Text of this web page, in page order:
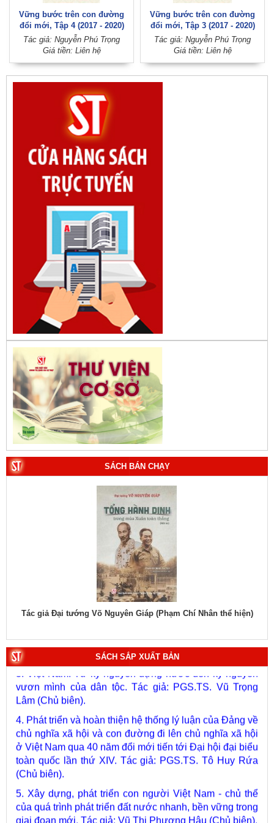
Vững bước trên con đường
đổi mới, Tập 4 (2017 - 2020)
(Xuất bản lần thứ hai)
Tác giả: Nguyễn Phú Trọng
Giá tiền: Liên hệ
Vững bước trên con đường
đổi mới, Tập 3 (2017 - 2020)
(Xuất bản lần thứ hai)
Tác giả: Nguyễn Phú Trọng
Giá tiền: Liên hệ
SÁCH BÁN CHẠY
Tác giả Đại tướng Võ Nguyên Giáp (Phạm Chí Nhân thể hiện)
SÁCH SẮP XUẤT BẢN
soạn lịch sử Chính phủ.
3. Việt Nam: Từ kỷ nguyên dựng nước đến kỷ nguyên
Lâm (Chủ biên).
4. Phát triển và hoàn thiện hệ thống lý luận của Đảng về
chủ nghĩa xã hội và con đường đi lên chủ nghĩa xã hội
ở Việt Nam qua 40 năm đổi mới tiến tới Đại hội đại biểu
toàn quốc lần thứ XIV. Tác giả: PGS.TS. Tô Huy Rứa
(Chủ biên).
5. Xây dựng, phát triển con người Việt Nam - chủ thể
của quá trình phát triển đất nước nhanh, bền vững trong
giai đoạn mới. Tác giả: Vũ Thị Phương Hậu (Chủ biên).